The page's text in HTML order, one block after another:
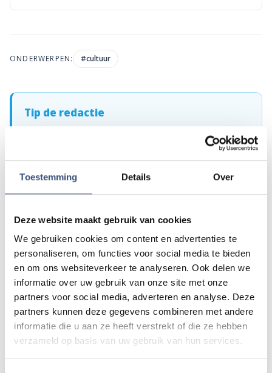
Toestemming Details Over
Deze website maakt gebruik van cookies
We gebruiken cookies om content en advertenties te
personaliseren, om functies voor social media te bieden
en om ons websiteverkeer te analyseren. Ook delen we
informatie over uw gebruik van onze site met onze
partners voor social media, adverteren en analyse. Deze
partners kunnen deze gegevens combineren met andere
informatie die u aan ze heeft verstrekt of die ze hebben
verzameld op basis van uw gebruik van hun services.
ONDERWERPEN: #cultuur
Tip de redactie
verhaal, een opmerkelijk bericht, iets dat speelt in de buurt
Foutje gezien of twijfel over een advertentie?
Zie je een fout in dit artikel, werkt iets niet goed of kom je een
advertentie tegen die niet klopt? Laat het ons weten via
redactie@omroeparchipel.nl